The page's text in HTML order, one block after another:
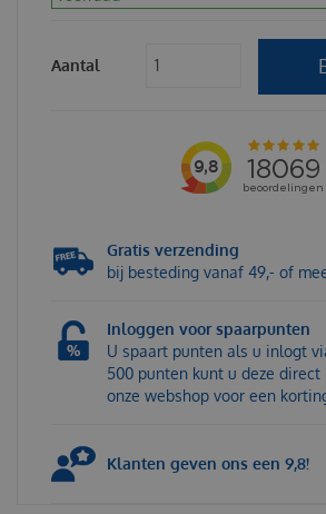
Aantal
Gratis verzending
bij besteding vanaf 49,- of
Inloggen voor spaarpunten
U spaart punten als u inlogt
500 punten kunt u deze
onze webshop voor een
Klanten geven ons een 9,8!